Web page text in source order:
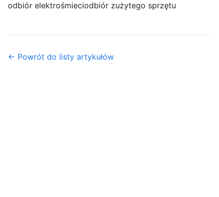
odbiór elektrośmieciodbiór zużytego sprzętu
← Powrót do listy artykułów